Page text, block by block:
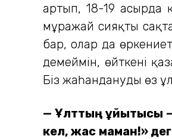
артып, 18-19 ғасырда
мұражай сияқты
бар, олар да
демеймін, өйткені
Біз жаһандануды өз
— Ұлттың ұйытқысы
кел, жас маман!»